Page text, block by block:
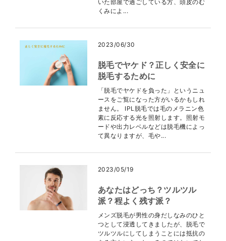
いた部屋で過ごしている方、頭皮のむ
くみによ...
2023/06/30
脱毛でヤケド？正しく安全に
脱毛するために
「脱毛でヤケドを負った」というニュ
ースをご覧になった方がいるかもしれ
ません。 IPL脱毛では毛のメラニン色
素に反応する光を照射します。照射モ
ードや出力レベルなどは脱毛機によっ
て異なりますが、毛や...
2023/05/19
あなたはどっち？ツルツル
派？程よく残す派？
メンズ脱毛が男性の身だしなみのひと
つとして浸透してきましたが、脱毛で
ツルツルにしてしまうことには抵抗の